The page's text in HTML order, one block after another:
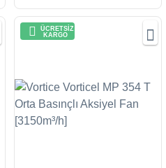
ÜCRETSİZ
KARGO